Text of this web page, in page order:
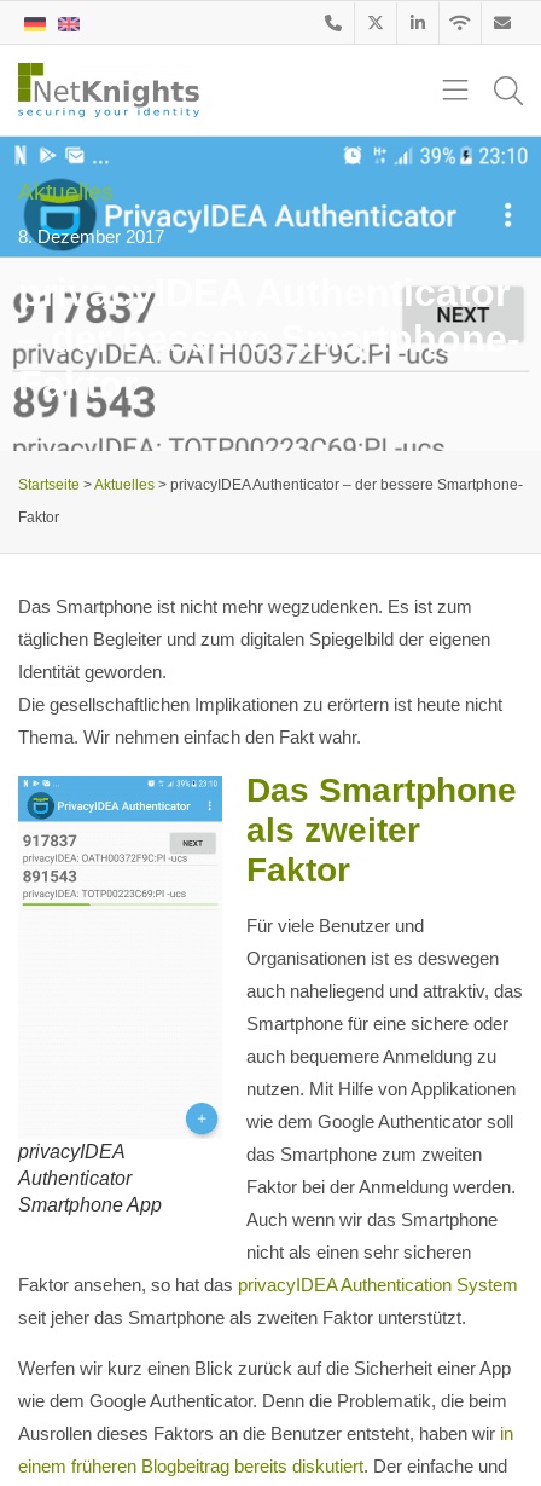
Aktuelles
8. Dezember 2017
privacyIDEA Authenticator
– der bessere Smartphone-
Faktor
Startseite >Aktuelles > privacyIDEA Authenticator – der bessere Smartphone-
Faktor
Das Smartphone ist nicht mehr wegzudenken. Es ist zum
täglichen Begleiter und zum digitalen Spiegelbild der eigenen
Identität geworden.
Die gesellschaftlichen Implikationen zu erörtern ist heute nicht
Thema. Wir nehmen einfach den Fakt wahr.
privacyIDEA
Authenticator
Smartphone App
Das Smartphone
als zweiter
Faktor
Für viele Benutzer und
Organisationen ist es deswegen
auch naheliegend und attraktiv, das
Smartphone für eine sichere oder
auch bequemere Anmeldung zu
nutzen. Mit Hilfe von Applikationen
wie dem Google Authenticator soll
das Smartphone zum zweiten
Faktor bei der Anmeldung werden.
Auch wenn wir das Smartphone
nicht als einen sehr sicheren
Faktor ansehen, so hat das privacyIDEA Authentication System
seit jeher das Smartphone als zweiten Faktor unterstützt.
Werfen wir kurz einen Blick zurück auf die Sicherheit einer App
wie dem Google Authenticator. Denn die Problematik, die beim
Ausrollen dieses Faktors an die Benutzer entsteht, haben wir in
einem früheren Blogbeitrag bereits diskutiert. Der einfache und